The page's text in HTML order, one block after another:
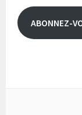
mail
ABONNEZ-